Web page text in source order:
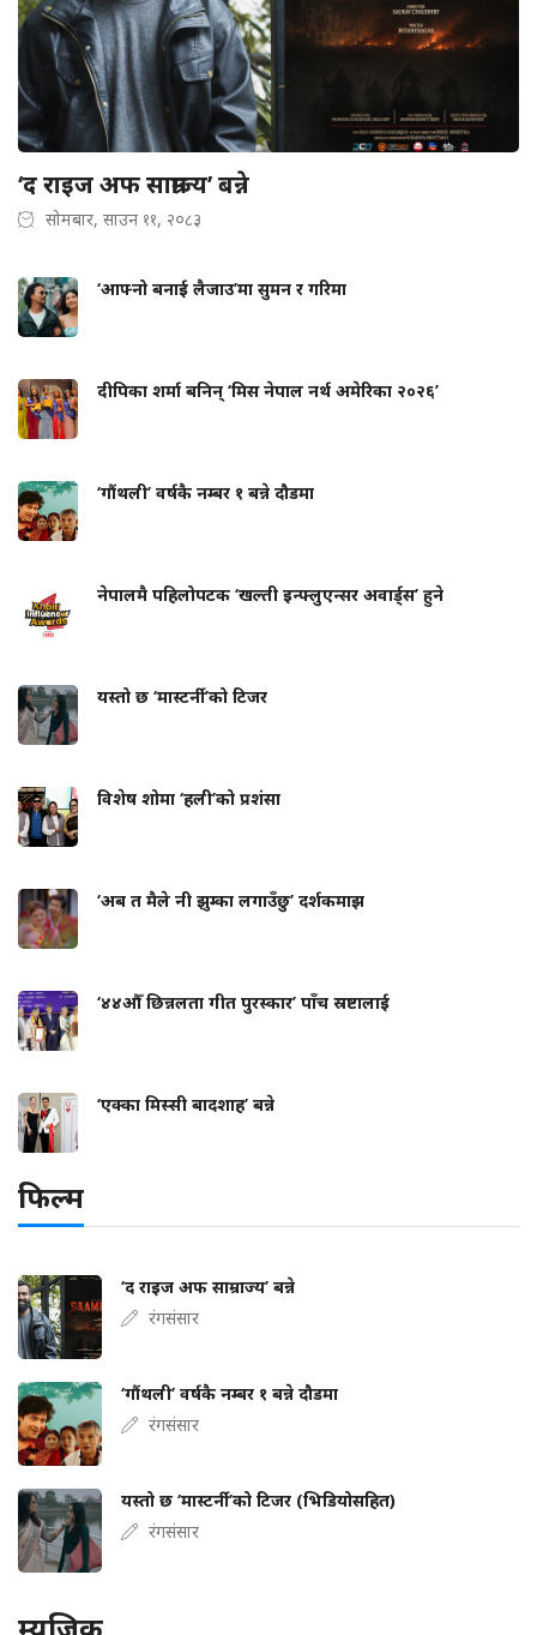
‘द राइज अफ साम्राज्य’ बन्ने
सोमबार, साउन ११, २०८३
‘आफ्नो बनाई लैजाउ’मा सुमन र गरिमा
दीपिका शर्मा बनिन् ‘मिस नेपाल नर्थ अमेरिका २०२६’
‘गौंथली’ वर्षकै नम्बर १ बन्ने दौडमा
नेपालमै पहिलोपटक ‘खल्ती इन्फ्लुएन्सर अवार्ड्स’ हुने
यस्तो छ ‘मास्टर्नी’को टिजर
विशेष शोमा ‘हली’को प्रशंसा
‘अब त मैले नी झुम्का लगाउँछु’ दर्शकमाझ
‘४४औँ छिन्नलता गीत पुरस्कार’ पाँच स्रष्टालाई
‘एक्का मिस्सी बादशाह’ बन्ने
फिल्म
‘द राइज अफ साम्राज्य’ बन्ने
रंगसंसार
‘गौंथली’ वर्षकै नम्बर १ बन्ने दौडमा
रंगसंसार
यस्तो छ ‘मास्टर्नी’को टिजर (भिडियोसहित)
रंगसंसार